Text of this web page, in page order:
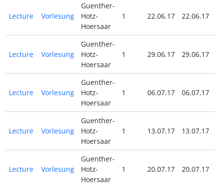
Lecture Vorlesung
Guenther-
Hotz-
Hoersaar
1 22.06.17 22.06.17
Lecture Vorlesung
Guenther-
Hotz-
Hoersaar
1 29.06.17 29.06.17
Lecture Vorlesung
Guenther-
Hotz-
Hoersaar
1 06.07.17 06.07.17
Lecture Vorlesung
Guenther-
Hotz-
Hoersaar
1 13.07.17 13.07.17
Lecture Vorlesung
Guenther-
Hotz-
Hoersaar
1 20.07.17 20.07.17